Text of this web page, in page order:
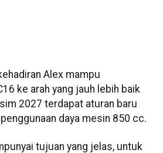
Alex mampu
ke arah yang jauh lebih baik
2027 terdapat aturan baru
daya mesin 850 cc.
tujuan yang jelas, untuk